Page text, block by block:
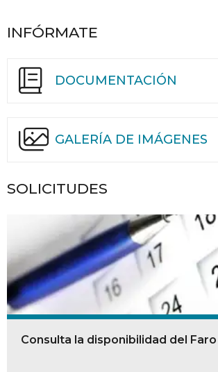
INFÓRMATE
DOCUMENTACIÓN
GALERÍA DE IMÁGENES
SOLICITUDES
Consulta la disponibilidad del